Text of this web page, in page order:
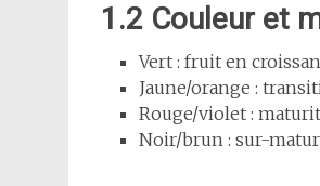
1.2 Couleur et
Vert : fruit en
Jaune/orange :
Rouge/violet :
Noir/brun : sur-